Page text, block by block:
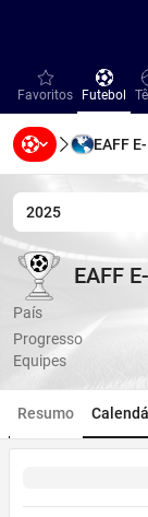
favorites
Favoritos Futebol
Futebol
Beisebol
EAFF
2025
EAFF E-1 Football
EAFF E-1EAFF
País
Progresso
Equipes
Resumo